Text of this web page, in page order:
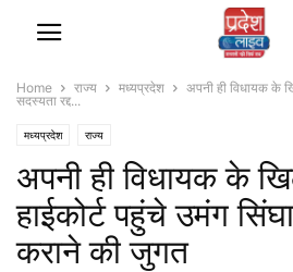
Home राज्‍य मध्यप्रदेश
अपनी ही विधायक के
सदस्यता रद्द...
मध्यप्रदेश राज्‍य
अपनी ही विधायक के
हाईकोर्ट पहुंचे उमंग
कराने की जुगत